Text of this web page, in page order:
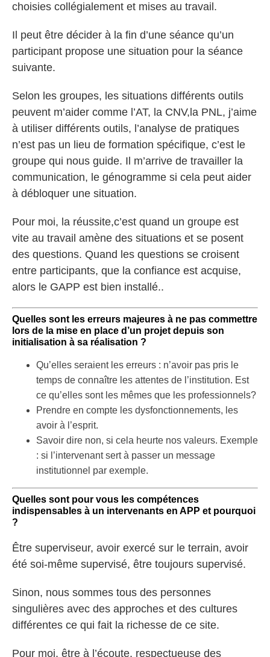
choisies collégialement et mises au travail.
Il peut être décider à la fin d’une séance qu’un
participant propose une situation pour la séance
suivante.
Selon les groupes, les situations différents outils
peuvent m’aider comme l’AT, la CNV,la PNL, j’aime
à utiliser différents outils, l’analyse de pratiques
n’est pas un lieu de formation spécifique, c’est le
groupe qui nous guide. Il m’arrive de travailler la
communication, le génogramme si cela peut aider
à débloquer une situation.
Pour moi, la réussite,c’est quand un groupe est
vite au travail amène des situations et se posent
des questions. Quand les questions se croisent
entre participants, que la confiance est acquise,
alors le GAPP est bien installé..
Quelles sont les erreurs majeures à ne pas commettre
lors de la mise en place d’un projet depuis son
initialisation à sa réalisation ?
Qu’elles seraient les erreurs : n’avoir pas pris le
temps de connaître les attentes de l’institution. Est
ce qu’elles sont les mêmes que les professionnels?
Prendre en compte les dysfonctionnements, les
avoir à l’esprit.
Savoir dire non, si cela heurte nos valeurs. Exemple
: si l’intervenant sert à passer un message
institutionnel par exemple.
Quelles sont pour vous les compétences
indispensables à un intervenants en APP et pourquoi
?
Être superviseur, avoir exercé sur le terrain, avoir
été soi-même supervisé, être toujours supervisé.
Sinon, nous sommes tous des personnes
singulières avec des approches et des cultures
différentes ce qui fait la richesse de ce site.
Pour moi, être à l’écoute, respectueuse des